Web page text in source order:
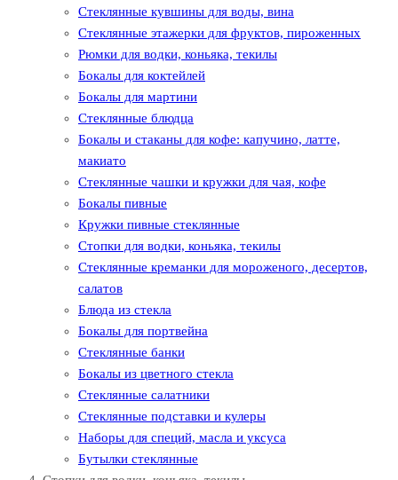
Стеклянные кувшины для воды, вина
Стеклянные этажерки для фруктов, пироженных
Рюмки для водки, коньяка, текилы
Бокалы для коктейлей
Бокалы для мартини
Стеклянные блюдца
Бокалы и стаканы для кофе: капучино, латте,
макиато
Стеклянные чашки и кружки для чая, кофе
Бокалы пивные
Кружки пивные стеклянные
Стопки для водки, коньяка, текилы
Стеклянные креманки для мороженого, десертов,
салатов
Блюда из стекла
Бокалы для портвейна
Стеклянные банки
Бокалы из цветного стекла
Стеклянные салатники
Стеклянные подставки и кулеры
Наборы для специй, масла и уксуса
Бутылки стеклянные